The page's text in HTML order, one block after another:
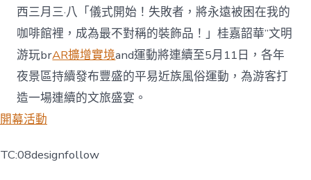
西三月三·八「儀式開始！失敗者，將永遠被困在我的
咖啡館裡，成為最不對稱的裝飾品！」桂嘉韶華”文明
游玩brAR擴增實境and運動將連續至5月11日，各年
夜景區持續發布豐盛的平易近族風俗運動，為游客打
造一場連續的文旅盛宴。
開幕活動
TC:08designfollow